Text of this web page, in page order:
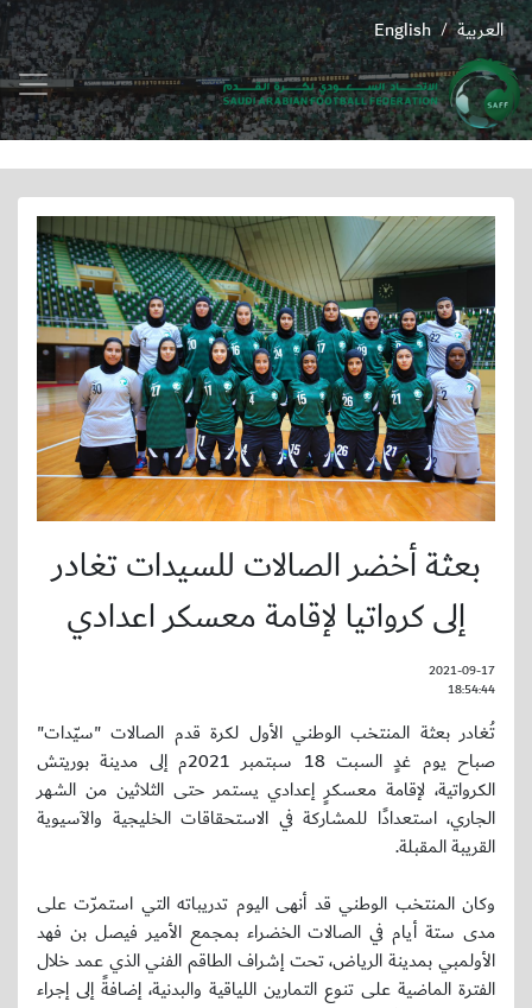
English / العربية
بعثة أخضر الصالات للسيدات تغادر
إلى كرواتيا لإقامة معسكر اعدادي
2021-09-17
18:54:44
تُغادر بعثة المنتخب الوطني الأول لكرة قدم الصالات "سيّدات"
صباح يوم غدٍ السبت 18 سبتمبر 2021م إلى مدينة بوريتش
الكرواتية، لإقامة معسكرٍ إعدادي يستمر حتى الثلاثين من الشهر
الجاري، استعدادًا للمشاركة في الاستحقاقات الخليجية والآسيوية
القريبة المقبلة.
وكان المنتخب الوطني قد أنهى اليوم تدريباته التي استمرّت على
مدى ستة أيام في الصالات الخضراء بمجمع الأمير فيصل بن فهد
الأولمبي بمدينة الرياض، تحت إشراف الطاقم الفني الذي عمد خلال
الفترة الماضية على تنوع التمارين اللياقية والبدنية، إضافةً إلى إجراء